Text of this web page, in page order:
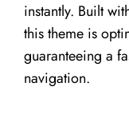
instantly. Built
this theme is
guaranteeing a
navigation.